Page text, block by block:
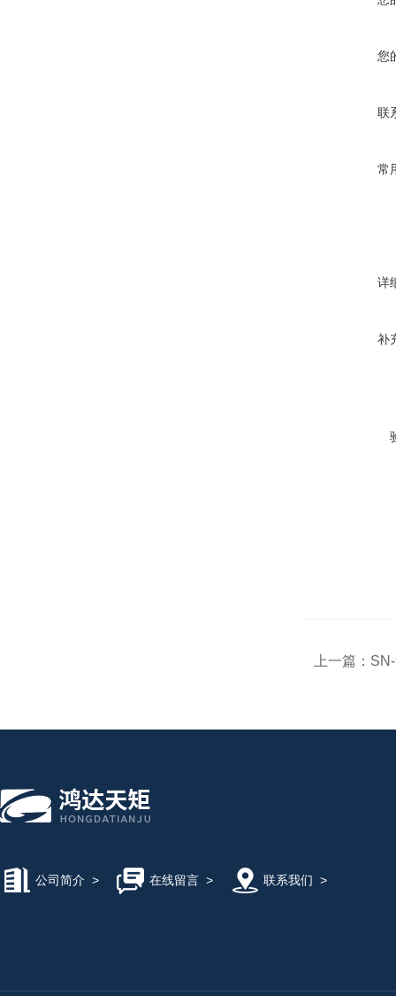
您
联
常
详
补
上一篇：
公司简介 > 在线留言> 联系我们 >